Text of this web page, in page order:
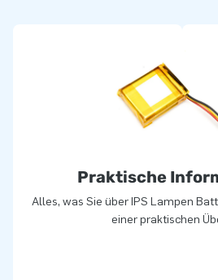
Praktische
Alles, was Sie über IPS Lampen
einer praktischen